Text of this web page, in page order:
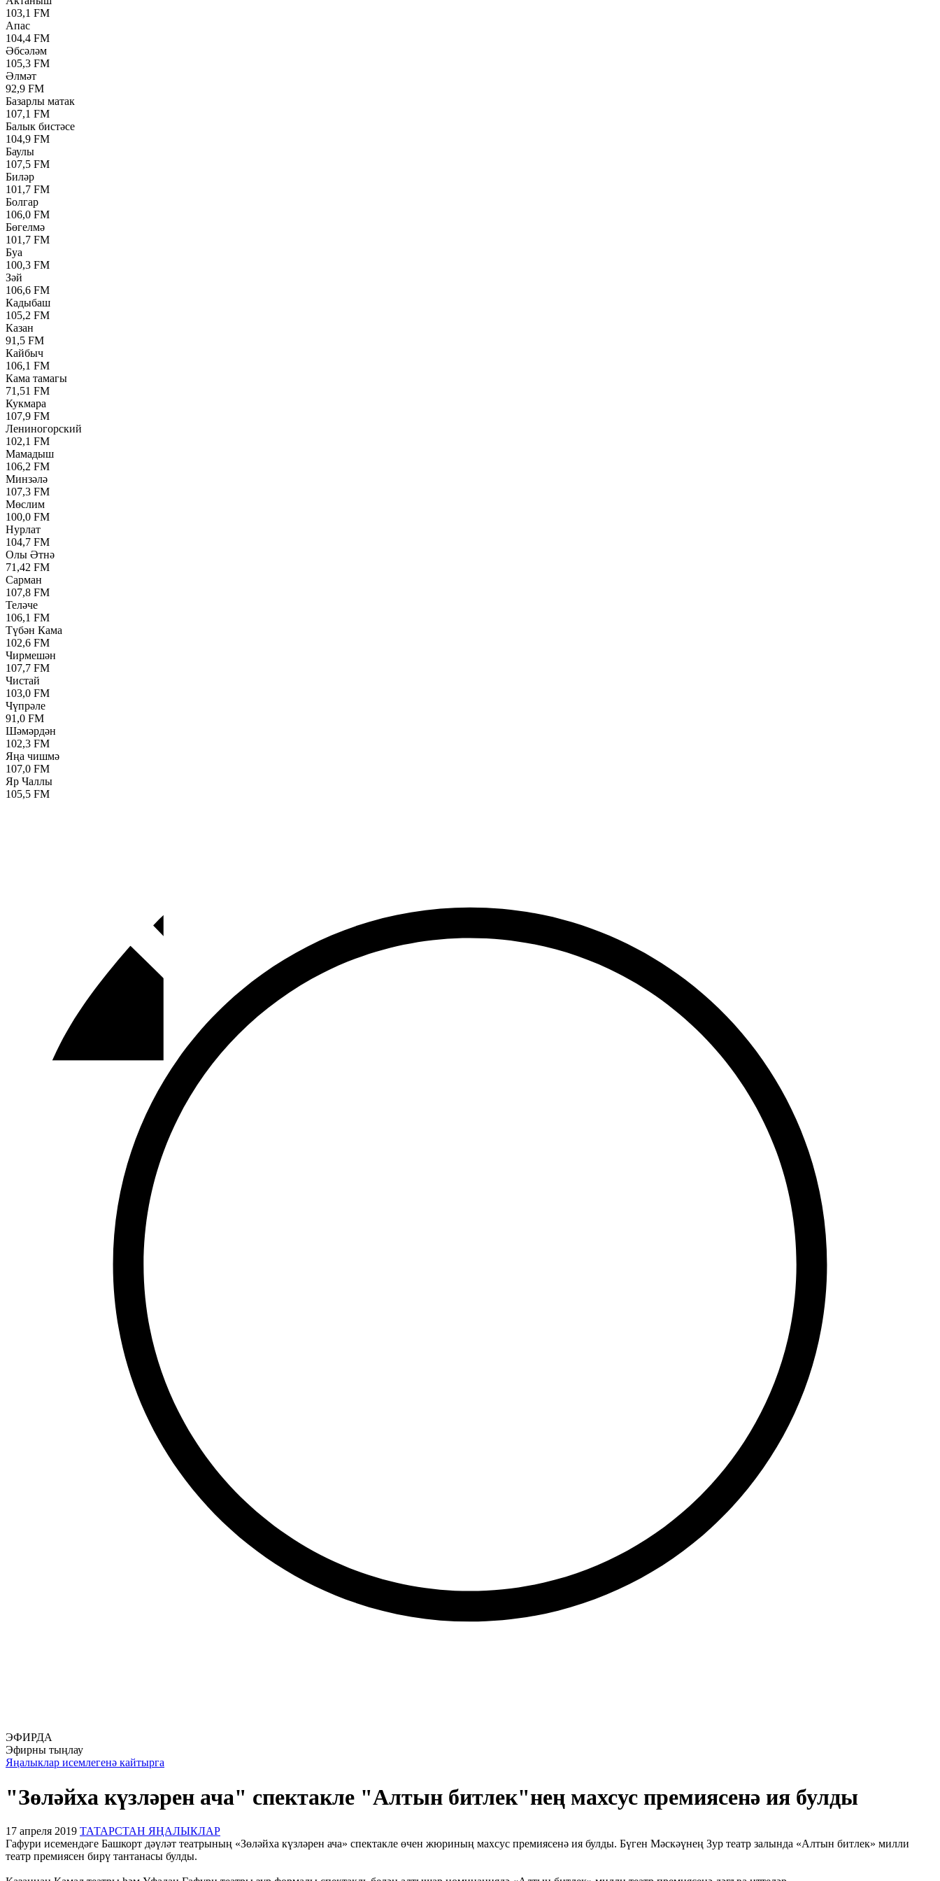
103,1 FM
Апас
104,4 FM
Әбсәләм
105,3 FM
Әлмәт
92,9 FM
Базарлы матак
107,1 FM
Балык бистәсе
104,9 FM
Баулы
107,5 FM
Биләр
101,7 FM
Болгар
106,0 FM
Бөгелмә
101,7 FM
Буа
100,3 FM
Зәй
106,6 FM
Кадыбаш
105,2 FM
Казан
91,5 FM
Кайбыч
106,1 FM
Кама тамагы
71,51 FM
Кукмара
107,9 FM
Лениногорский
102,1 FM
Мамадыш
106,2 FM
Минзәлә
107,3 FM
Мөслим
100,0 FM
Нурлат
104,7 FM
Олы Әтнә
71,42 FM
Сарман
107,8 FM
Теләче
106,1 FM
Түбән Кама
102,6 FM
Чирмешән
107,7 FM
Чистай
103,0 FM
Чүпрәле
91,0 FM
Шәмәрдән
102,3 FM
Яңа чишмә
107,0 FM
Яр Чаллы
105,5 FM
ЭФИРДА
Эфирны тыңлау
Яңалыклар исемлегенә кайтырга
"Зөләйха күзләрен ача" спектакле "Алтын битлек"нең махсус премиясенә ия булды
17 апреля 2019 ТАТАРСТАН ЯҢАЛЫКЛАР
Гафури исемендәге Башкорт дәүләт театрының «Зөләйха күзләрен ача» спектакле өчен жюриның махсус премиясенә ия булды. Бүген Мәскәүнең Зур театр залында «Алтын битлек» милли
театр премиясен бирү тантанасы булды.